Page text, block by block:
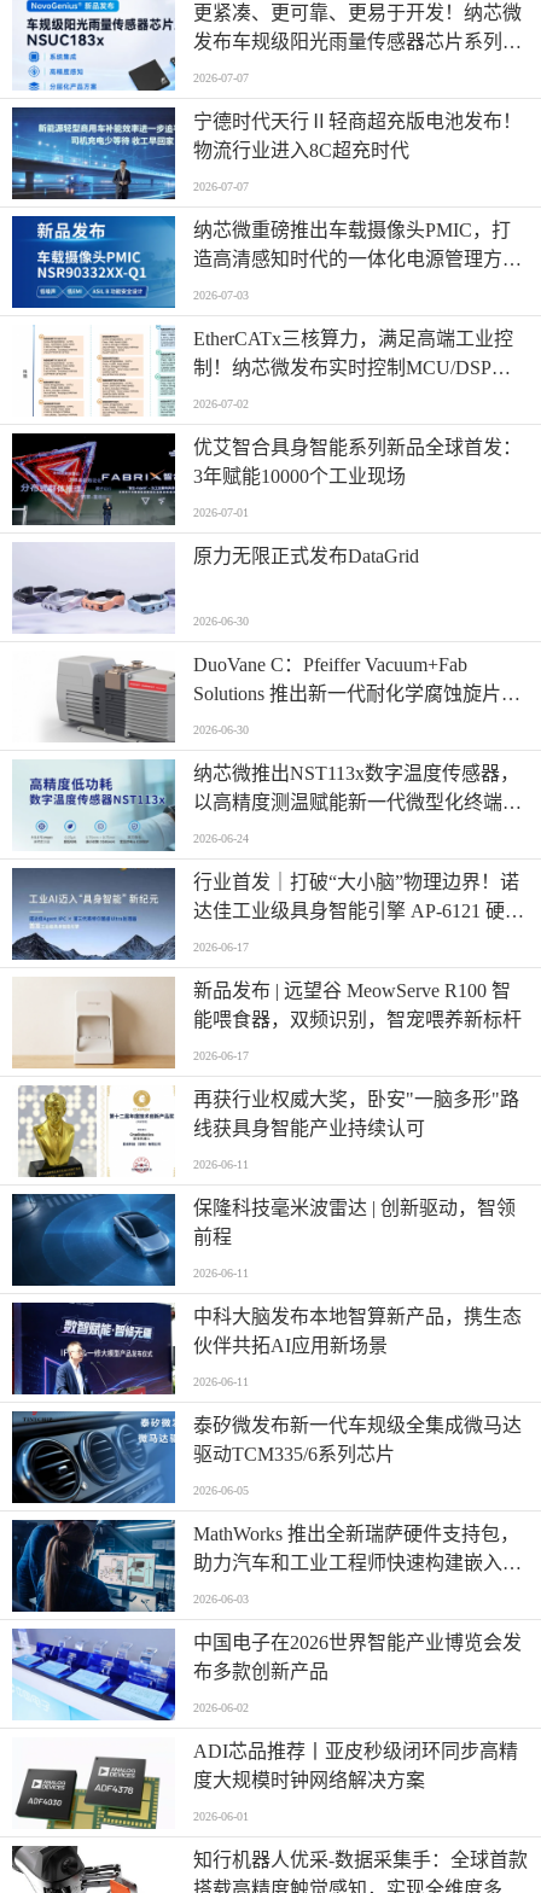
更紧凑、更可靠、更易于开发！纳芯微
发布车规级阳光雨量传感器芯片系列
NSUC183x
2026-07-07
宁德时代天行Ⅱ轻商超充版电池发布！
物流行业进入8C超充时代
2026-07-07
纳芯微重磅推出车载摄像头PMIC，打
造高清感知时代的一体化电源管理方
案！
2026-07-03
EtherCATx三核算力，满足高端工业控
制！纳芯微发布实时控制MCU/DSP
NS800RTA7系列
2026-07-02
优艾智合具身智能系列新品全球首发：
3年赋能10000个工业现场
2026-07-01
原力无限正式发布DataGrid
2026-06-30
​DuoVane C：Pfeiffer Vacuum+Fab
Solutions 推出新一代耐化学腐蚀旋片真
空泵
2026-06-30
纳芯微推出NST113x数字温度传感器，
以高精度测温赋能新一代微型化终端设
计
2026-06-24
行业首发｜打破“大小脑”物理边界！诺
达佳工业级具身智能引擎 AP-6121 硬核
登场
2026-06-17
新品发布 | 远望谷 MeowServe R100 智
能喂食器，双频识别，智宠喂养新标杆
2026-06-17
再获行业权威大奖，卧安"一脑多形"路
线获具身智能产业持续认可
2026-06-11
保隆科技毫米波雷达 | 创新驱动，智领
前程
2026-06-11
中科大脑发布本地智算新产品，携生态
伙伴共拓AI应用新场景
2026-06-11
泰矽微发布新一代车规级全集成微马达
驱动TCM335/6系列芯片
2026-06-05
MathWorks 推出全新瑞萨硬件支持包，
助力汽车和工业工程师快速构建嵌入式
系统原型
2026-06-03
中国电子在2026世界智能产业博览会发
布多款创新产品
2026-06-02
ADI芯品推荐丨亚皮秒级闭环同步高精
度大规模时钟网络解决方案
2026-06-01
知行机器人优采-数据采集手：全球首款
搭载高精度触觉感知，实现全维度多模